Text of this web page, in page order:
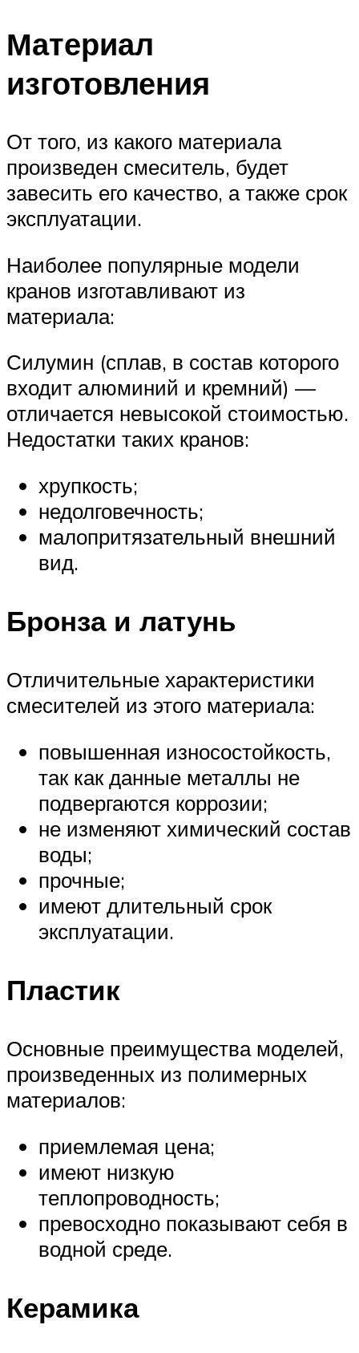
Материал
изготовления
От того, из какого материала
произведен смеситель, будет
завесить его качество, а также срок
эксплуатации.
Наиболее популярные модели
кранов изготавливают из
материала:
Силумин (сплав, в состав которого
входит алюминий и кремний) —
отличается невысокой стоимостью.
Недостатки таких кранов:
хрупкость;
недолговечность;
малопритязательный внешний
вид.
Бронза и латунь
Отличительные характеристики
смесителей из этого материала:
повышенная износостойкость,
так как данные металлы не
подвергаются коррозии;
не изменяют химический состав
воды;
прочные;
имеют длительный срок
эксплуатации.
Пластик
Основные преимущества моделей,
произведенных из полимерных
материалов:
приемлемая цена;
имеют низкую
теплопроводность;
превосходно показывают себя в
водной среде.
Керамика